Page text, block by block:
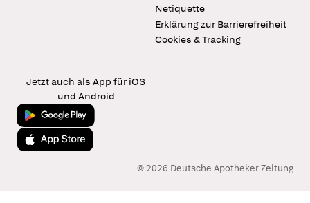
Netiquette
Erklärung zur Barrierefreiheit
Cookies & Tracking
Jetzt auch als App für iOS
und Android
Jetzt bei Google Play
Laden im App Store
© 2026 Deutsche Apotheker Zeitung